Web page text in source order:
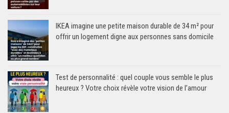
IKEA imagine une petite maison durable de 34 m² pour
offrir un logement digne aux personnes sans domicile
Test de personnalité : quel couple vous semble le plus
heureux ? Votre choix révèle votre vision de l’amour